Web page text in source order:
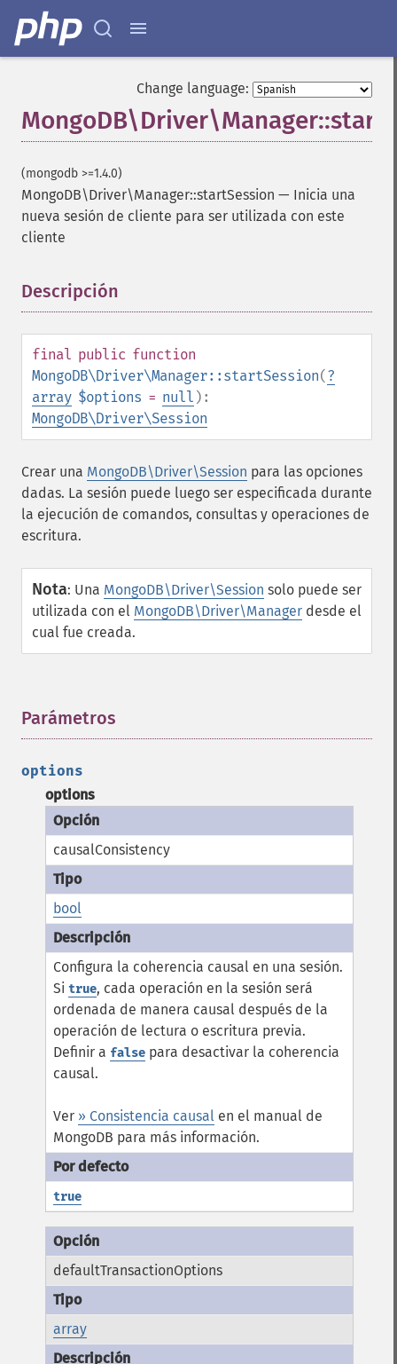
Change language:
(mongodb >=1.4.0)
MongoDB\Driver\Manager::startSession — Inicia una
nueva sesión de cliente para ser utilizada con este
cliente
Descripción
final public function
MongoDB\Driver\Manager::startSession(?
array $options = null ):
MongoDB\Driver\Session
Crear una MongoDB\Driver\Session para las opciones
dadas. La sesión puede luego ser especificada durante
la ejecución de comandos, consultas y operaciones de
escritura.
Nota: Una MongoDB\Driver\Session solo puede ser
utilizada con el MongoDB\Driver\Manager desde el
cual fue creada.
Parámetros
options
options
causalConsistency
bool
Configura la coherencia causal en una sesión.
Sitrue, cada operación en la sesión será
ordenada de manera causal después de la
operación de lectura o escritura previa.
Definir a false para desactivar la coherencia
causal.
Ver » Consistencia causal en el manual de
MongoDB para más información.
true
defaultTransactionOptions
array